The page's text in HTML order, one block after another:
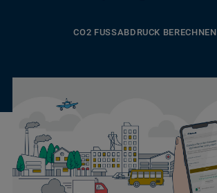
CO2 FUSSABDRUCK BERECHNEN